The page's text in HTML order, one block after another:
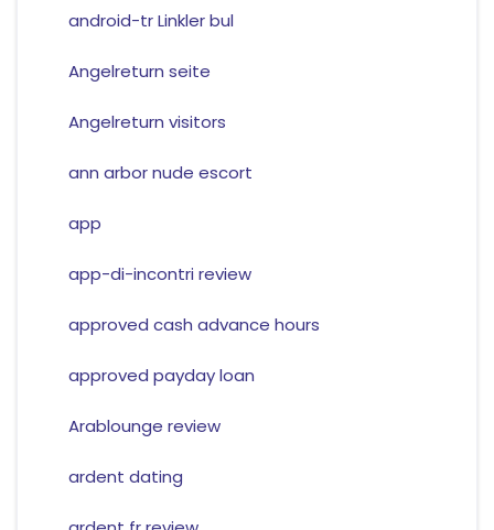
android-tr Linkler bul
Angelreturn seite
Angelreturn visitors
ann arbor nude escort
app
app-di-incontri review
approved cash advance hours
approved payday loan
Arablounge review
ardent dating